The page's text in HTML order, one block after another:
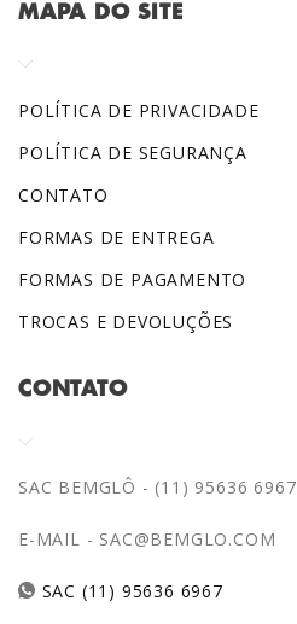
MAPA DO SITE
POLÍTICA DE PRIVACIDADE
POLÍTICA DE SEGURANÇA
CONTATO
FORMAS DE ENTREGA
FORMAS DE PAGAMENTO
TROCAS E DEVOLUÇÕES
CONTATO
SAC BEMGLÔ - (11) 95636 6967
E-MAIL - SAC@BEMGLO.COM
SAC (11) 95636 6967